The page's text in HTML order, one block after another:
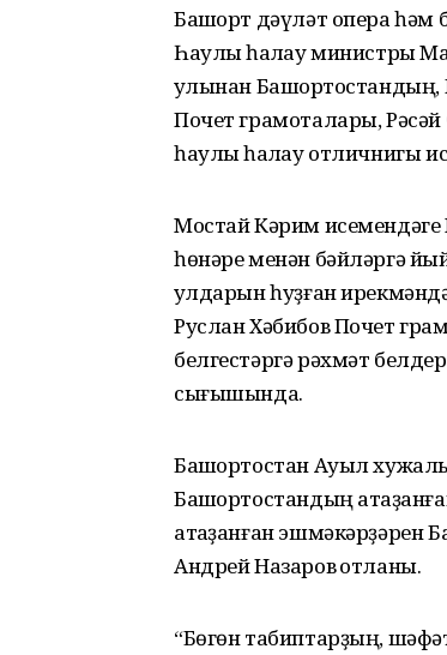
Башҡорт дәүләт опера һәм
Һаулыҡ һаҡлау министры
ҡулынан
Почет грамоталары,
һаулыҡ һаҡлау отличнигы
Мостай Кәрим
һөнәре менән бәйләргә
ҡулдарын һуҙған
Руслан Хәбибов Почет
белгестәргә рәхмәт
сығышында.
Башҡортостан Ауыл
Башҡортостандың
атҡаҙанған
Андрей Назаров ҡотланы.
“Бөгөн табиптарҙың,